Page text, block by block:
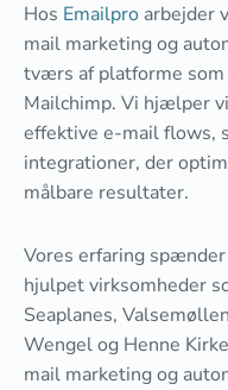
Hos Emailpro arbejder
mail marketing og
tværs af platforme som
Mailchimp. Vi hjælper
effektive e-mail flows,
integrationer, der
målbare resultater.
Vores erfaring
hjulpet virksomheder
Seaplanes,
Wengel og Henne
mail marketing og